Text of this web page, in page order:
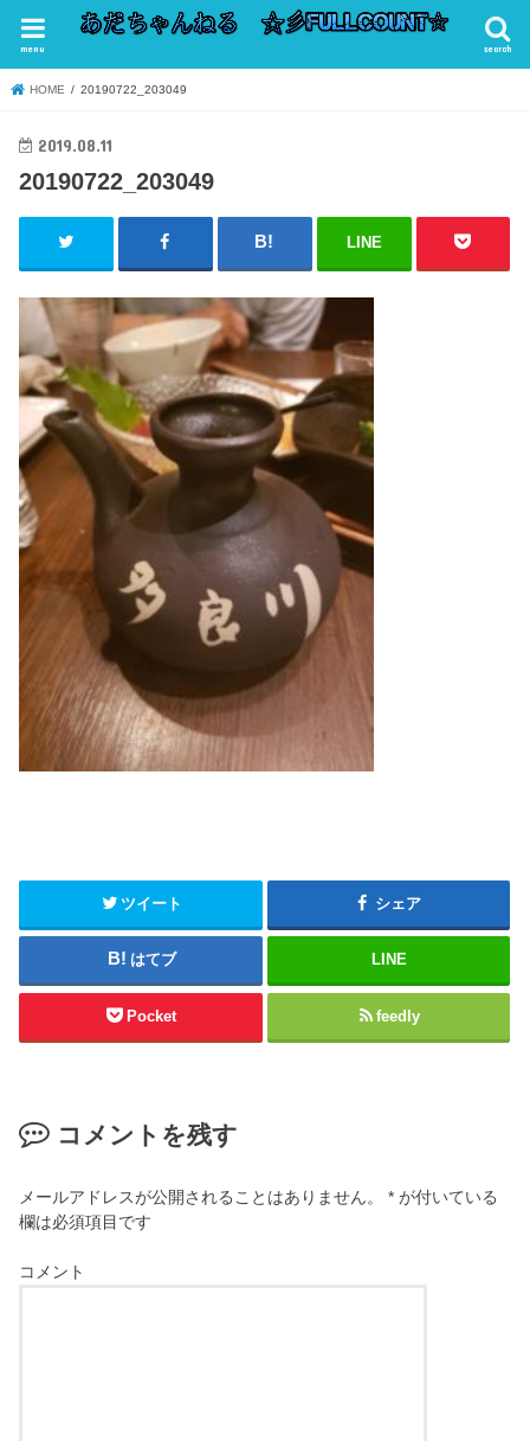
search
menu
HOME 20190722_203049
2019.08.11
20190722_203049
LINE
ツイート シェア
はてブ LINE
Pocket feedly
コメントを残す
メールアドレスが公開されることはありません。 * が付いている
欄は必須項目です
コメント